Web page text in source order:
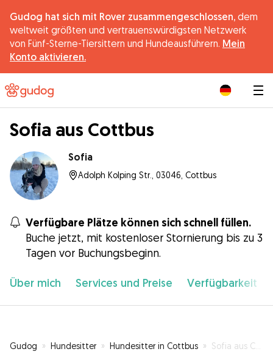
Gudog hat sich mit Rover zusammengeschlossen, dem
weltweit größten und vertrauenswürdigsten Netzwerk
von Fünf-Sterne-Tiersittern und Hundeausführern. Mein
Konto aktivieren.
Sofia aus Cottbus
Sofia
Adolph Kolping Str., 03046, Cottbus
Verfügbare Plätze können sich schnell füllen.
Buche jetzt, mit kostenloser Stornierung bis zu 3
Tagen vor Buchungsbeginn.
Über mich Services und Preise Verfügbarkeit
Gudog » Hundesitter » Hundesitter in Cottbus » Sofia aus Cottbus